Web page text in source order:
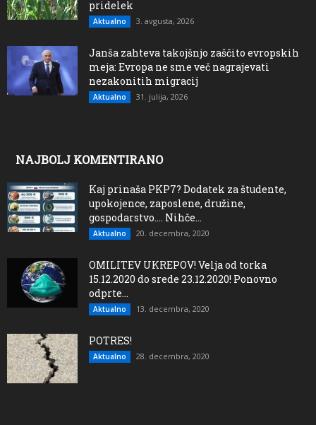
pridelek
Aktualno 3. avgusta, 2026
Janša zahteva takojšnjo zaščito evropskih
meja: Evropa ne sme več nagrajevati
nezakonitih migracij
Aktualno 31. julija, 2026
NAJBOLJ KOMENTIRANO
Kaj prinaša PKP7? Dodatek za študente,
upokojence, zaposlene, družine,
gospodarstvo…. Nihče...
Aktualno 20. decembra, 2020
OMILITEV UKREPOV! Velja od torka
15.12.2020 do srede 23.12.2020! Ponovno
odprte...
Aktualno 13. decembra, 2020
POTRES!
Aktualno 28. decembra, 2020